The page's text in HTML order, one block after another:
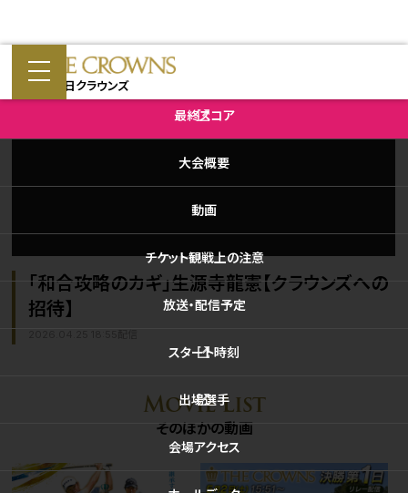
第66回中日クラウンズ
最終スコア
大会概要
動画
チケット観戦上の注意
放送・配信予定
スタート時刻
出場選手
会場アクセス
「和合攻略のカギ」生源寺龍憲【クラウンズへの
招待】
そのほかの動画